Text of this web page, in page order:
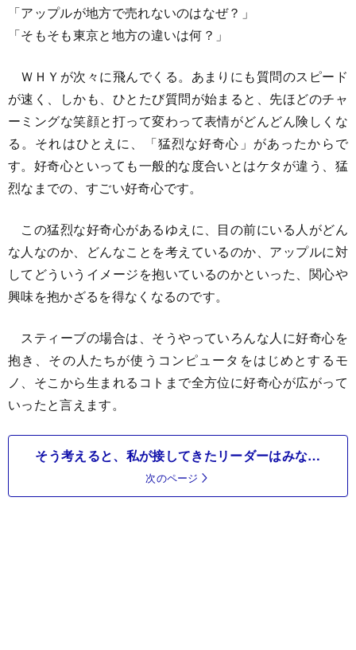
「アップルが地方で売れないのはなぜ？」
「そもそも東京と地方の違いは何？」
ＷＨＹが次々に飛んでくる。あまりにも質問のスピード
が速く、しかも、ひとたび質問が始まると、先ほどのチャ
ーミングな笑顔と打って変わって表情がどんどん険しくな
る。それはひとえに、「猛烈な好奇心」があったからで
す。好奇心といっても一般的な度合いとはケタが違う、猛
烈なまでの、すごい好奇心です。
この猛烈な好奇心があるゆえに、目の前にいる人がどん
な人なのか、どんなことを考えているのか、アップルに対
してどういうイメージを抱いているのかといった、関心や
興味を抱かざるを得なくなるのです。
スティーブの場合は、そうやっていろんな人に好奇心を
抱き、その人たちが使うコンピュータをはじめとするモ
ノ、そこから生まれるコトまで全方位に好奇心が広がって
いったと言えます。
そう考えると、私が接してきたリーダーはみな…
次のページ